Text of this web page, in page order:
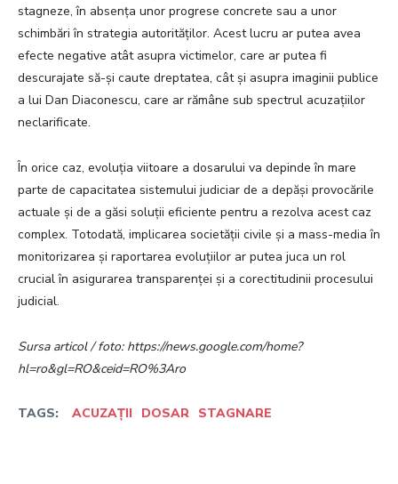
stagneze, în absența unor progrese concrete sau a unor
schimbări în strategia autorităților. Acest lucru ar putea avea
efecte negative atât asupra victimelor, care ar putea fi
descurajate să-și caute dreptatea, cât și asupra imaginii publice
a lui Dan Diaconescu, care ar rămâne sub spectrul acuzațiilor
neclarificate.
În orice caz, evoluția viitoare a dosarului va depinde în mare
parte de capacitatea sistemului judiciar de a depăși provocările
actuale și de a găsi soluții eficiente pentru a rezolva acest caz
complex. Totodată, implicarea societății civile și a mass-media în
monitorizarea și raportarea evoluțiilor ar putea juca un rol
crucial în asigurarea transparenței și a corectitudinii procesului
judicial.
Sursa articol / foto: https://news.google.com/home?
hl=ro&gl=RO&ceid=RO%3Aro
TAGS: ACUZAȚII DOSAR STAGNARE